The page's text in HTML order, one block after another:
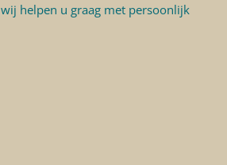
helpen u graag met persoonlijk